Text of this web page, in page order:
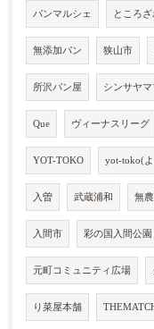
パンマルシェ ところ
無添加パン 狭山市
所沢パン屋 シンサヤ
Que ヴィーナスリーグ
YOT-TOKO yot-toko(
入曽 武蔵浦和 無
入間市 彩の国入間公園
元町コミュニティ広場
り菜屋本舗